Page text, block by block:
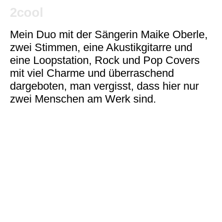
2cool
Mein Duo mit der Sängerin Maike Oberle,
zwei Stimmen, eine Akustikgitarre und
eine Loopstation, Rock und Pop Covers
mit viel Charme und überraschend
dargeboten, man vergisst, dass hier nur
zwei Menschen am Werk sind.